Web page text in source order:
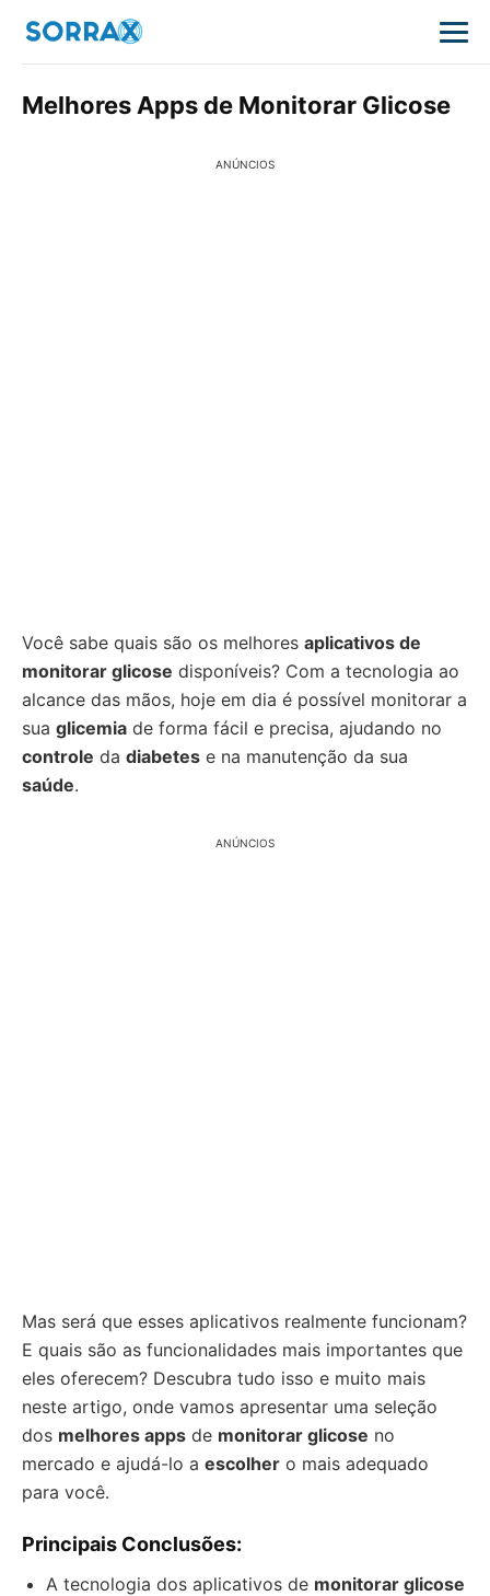
Melhores Apps de Monitorar Glicose
ANÚNCIOS
Você sabe quais são os melhores aplicativos de
monitorar glicose disponíveis? Com a tecnologia ao
alcance das mãos, hoje em dia é possível monitorar a
sua glicemia de forma fácil e precisa, ajudando no
controle da diabetes e na manutenção da sua
saúde.
ANÚNCIOS
Mas será que esses aplicativos realmente funcionam?
E quais são as funcionalidades mais importantes que
eles oferecem? Descubra tudo isso e muito mais
neste artigo, onde vamos apresentar uma seleção
dos melhores apps de monitorar glicose no
mercado e ajudá-lo a escolher o mais adequado
para você.
Principais Conclusões:
A tecnologia dos aplicativos de monitorar glicose